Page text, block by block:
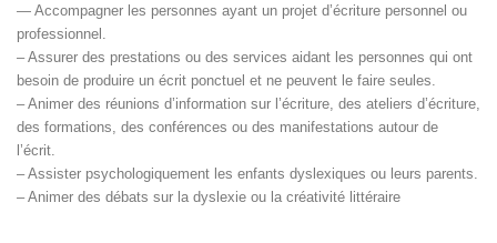
— Accompagner les personnes ayant un projet d’écriture personnel ou
professionnel.
– Assurer des prestations ou des services aidant les personnes qui ont
besoin de produire un écrit ponctuel et ne peuvent le faire seules.
– Animer des réunions d’information sur l’écriture, des ateliers d’écriture,
des formations, des conférences ou des manifestations autour de
l’écrit.
– Assister psychologiquement les enfants dyslexiques ou leurs parents.
– Animer des débats sur la dyslexie ou la créativité littéraire